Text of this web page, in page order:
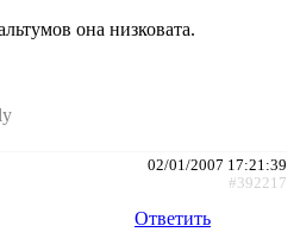
она низковата.
02/01/2007 17:21:39
#392217
Ответить